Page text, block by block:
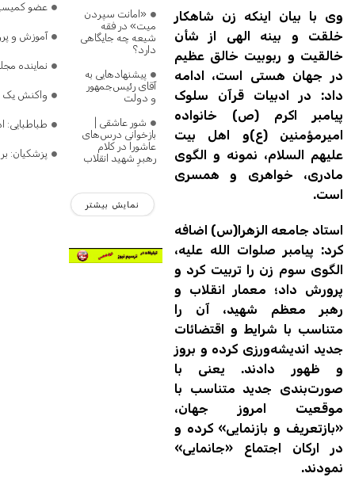
وی با بیان اینکه زن شاهکار
خلقت و بینه الهی از شأن
خالقیت و ربوبیت خالق عظیم
در جهان هستی است، ادامه
داد: در ادبیات قرآن سلوک
پیامبر اکرم (ص) خانواده
امیرمؤمنین (ع)و اهل بیت
علیهم السلام، نمونه و الگوی
مادری، خواهری و همسری
است.
استاد جامعه الزهرا(س) اضافه
کرد: پیامبر صلوات الله علیه،
الگوی سوم زن را تربیت کرد و
پرورش داد؛ معمار انقلاب و
رهبر معظم شهید، آن را
متناسب با شرایط و اقتضائات
جدید اندیشه‌ورزی کرده و بروز
و ظهور دادند. یعنی با
صورت‌بندی جدید متناسب با
موقعیت امروز جهان،
«بازتعریف و بازنمایی» کرده و
در ارکان اجتماع «جانمایی»
نمودند.
«امانت سپردن
میت» در فقه
شیعه چه جایگاهی
دارد؟
پیشنهادهایی به
آقای رئیس‌جمهور
و دولت
شور عاشقی |
بازخوانی درس‌های
عاشورا در کلام
رهبرِ شهید انقلاب
نمایش بیشتر
عضو کمیسیون امنیت: ترامپ ۷۵ بار گفته تنگه
آموزش و
نماینده
واکنش یک
پزشکیان: